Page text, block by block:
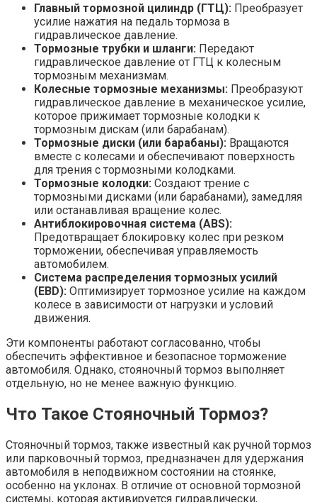
Главный тормозной цилиндр (ГТЦ): Преобразует
усилие нажатия на педаль тормоза в
гидравлическое давление.
Тормозные трубки и шланги: Передают
гидравлическое давление от ГТЦ к колесным
тормозным механизмам.
Колесные тормозные механизмы: Преобразуют
гидравлическое давление в механическое усилие,
которое прижимает тормозные колодки к
тормозным дискам (или барабанам).
Тормозные диски (или барабаны): Вращаются
вместе с колесами и обеспечивают поверхность
для трения с тормозными колодками.
Тормозные колодки: Создают трение с
тормозными дисками (или барабанами), замедляя
или останавливая вращение колес.
Антиблокировочная система (ABS):
Предотвращает блокировку колес при резком
торможении, обеспечивая управляемость
автомобилем.
Система распределения тормозных усилий
(EBD): Оптимизирует тормозное усилие на каждом
колесе в зависимости от нагрузки и условий
движения.
Эти компоненты работают согласованно, чтобы
обеспечить эффективное и безопасное торможение
автомобиля. Однако, стояночный тормоз выполняет
отдельную, но не менее важную функцию.
Что Такое Стояночный Тормоз?
Стояночный тормоз, также известный как ручной тормоз
или парковочный тормоз, предназначен для удержания
автомобиля в неподвижном состоянии на стоянке,
особенно на уклонах. В отличие от основной тормозной
системы, которая активируется гидравлически,